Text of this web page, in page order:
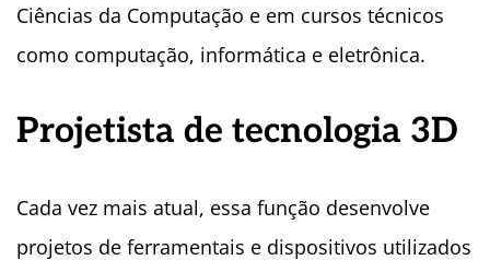
Ciências da Computação e em cursos técnicos
como computação, informática e eletrônica.
Projetista de tecnologia 3D
Cada vez mais atual, essa função desenvolve
projetos de ferramentais e dispositivos utilizados